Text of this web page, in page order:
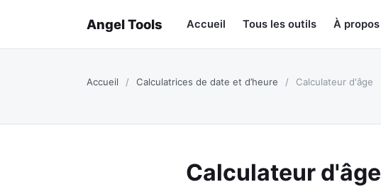
Angel Tools Accueil Tous les outils À propos
Accueil / Calculatrices de date et d’heure / Calculateur d'âge
Calculateur d'âge